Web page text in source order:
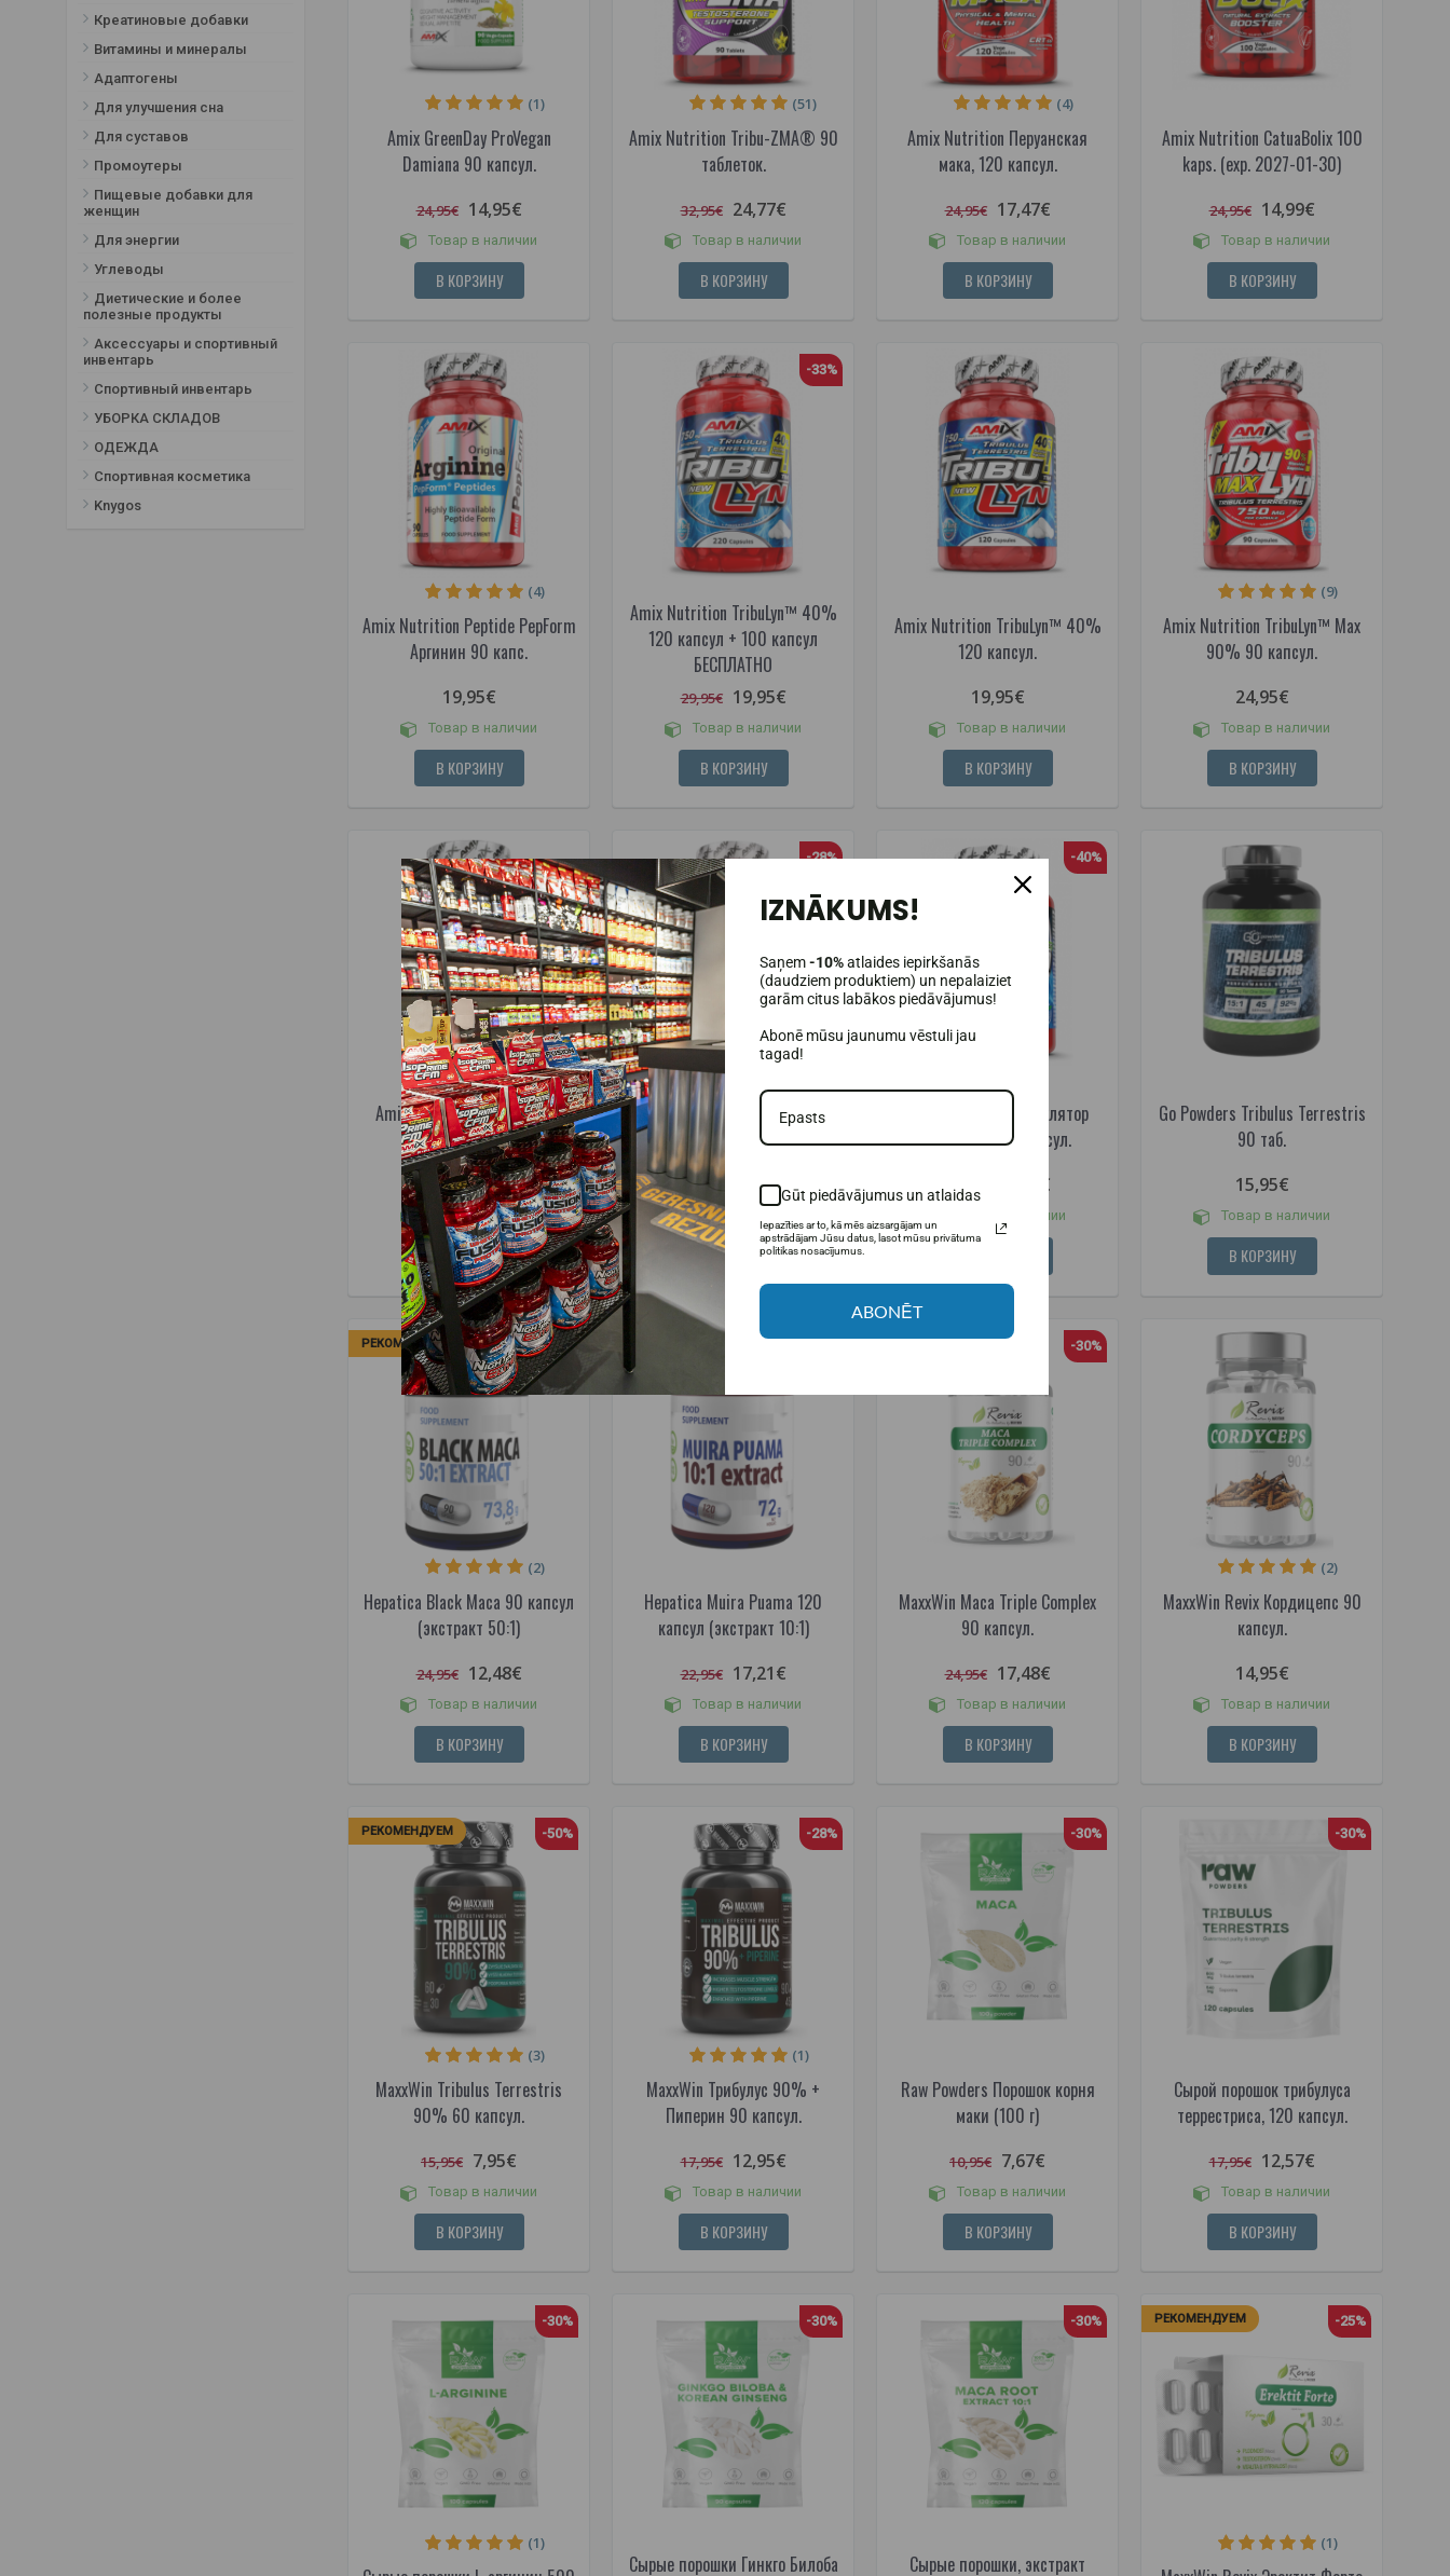
Креатиновые добавки
Витамины и минералы
Адаптогены
Для улучшения сна
Для суставов
Промоутеры
Пищевые добавки для
женщин
Для энергии
Углеводы
Диетические и более
полезные продукты
Аксессуары и спортивный
инвентарь
Спортивный инвентарь
УБОРКА СКЛАДОВ
ОДЕЖДА
Спортивная косметика
Knygos
Amix GreenDay ProVegan
Damiana 90 капсул.
(1)
24,95€ 14,95€
Товар в наличии
В КОРЗИНУ
Amix Nutrition Tribu-ZMA® 90
таблеток.
(51)
32,95€ 24,77€
Товар в наличии
В КОРЗИНУ
Amix Nutrition Перуанская
мака, 120 капсул.
(4)
24,95€ 17,47€
Товар в наличии
В КОРЗИНУ
Amix Nutrition CatuaBolix 100
kaps. (exp. 2027-01-30)
24,95€ 14,99€
Товар в наличии
В КОРЗИНУ
Amix Nutrition Peptide PepForm
Аргинин 90 капс.
(4)
19,95€
Товар в наличии
В КОРЗИНУ
-33%
Amix Nutrition TribuLyn™ 40%
120 капсул + 100 капсул
БЕСПЛАТНО
29,95€ 19,95€
Товар в наличии
В КОРЗИНУ
Amix Nutrition TribuLyn™ 40%
120 капсул.
19,95€
Товар в наличии
В КОРЗИНУ
Amix Nutrition TribuLyn™ Max
90% 90 капсул.
(9)
24,95€
Товар в наличии
В КОРЗИНУ
Amix Nutrition Аргинин 120
капсул.
17,95€
Товар в наличии
В КОРЗИНУ
-28%
Amix Nutrition Аргинин 360
капсул.
35,95€ 25,99€
Товар в наличии
В КОРЗИНУ
-40%
Amix Nutrition Стимулятор
диосгена 100 капсул.
29,95€ 17,95€
Товар в наличии
Go Powders Tribulus Terrestris
90 таб.
15,95€
Товар в наличии
В КОРЗИНУ
РЕКОМЕНДУЕМ -50%
Hepatica Black Maca 90 капсул
(экстракт 50:1)
(2)
24,95€ 12,48€
Товар в наличии
В КОРЗИНУ
Hepatica Muira Puama 120
капсул (экстракт 10:1)
22,95€ 17,21€
Товар в наличии
В КОРЗИНУ
-30%
MaxxWin Maca Triple Complex
90 капсул.
24,95€ 17,48€
Товар в наличии
В КОРЗИНУ
MaxxWin Revix Кордицепс 90
капсул.
(2)
14,95€
Товар в наличии
В КОРЗИНУ
РЕКОМЕНДУЕМ -50%
MaxxWin Tribulus Terrestris
90% 60 капсул.
(3)
15,95€ 7,95€
Товар в наличии
В КОРЗИНУ
-28%
MaxxWin Трибулус 90% +
Пиперин 90 капсул.
(1)
17,95€ 12,95€
Товар в наличии
В КОРЗИНУ
-30%
Raw Powders Порошок корня
маки (100 г)
10,95€ 7,67€
Товар в наличии
В КОРЗИНУ
-30%
Сырой порошок трибулуса
террестриса, 120 капсул.
17,95€ 12,57€
Товар в наличии
В КОРЗИНУ
-30%
(1)
-30%
Сырые порошки Гинкго Билоба
-30%
Сырые порошки, экстракт
РЕКОМЕНДУЕМ -25%
(1)
IZNĀKUMS!
Saņem-10%atlaides iepirkšanās
(daudziem produktiem) un nepalaiziet
garām citus labākos piedāvājumus!
Abonē mūsu jaunumu vēstuli jau
tagad!
Gūt piedāvājumus un atlaidas
Iepazīties ar to, kā mēs aizsargājam un
apstrādājam Jūsu datus, lasot mūsu privātuma
politikas nosacījumus.
ABONĒT